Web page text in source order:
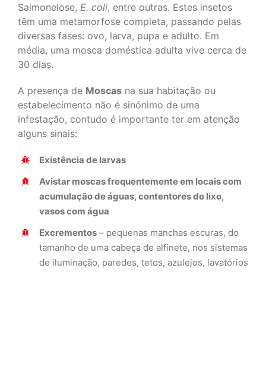
Salmonelose, E. coli, entre outras. Estes insetos
têm uma metamorfose completa, passando pelas
diversas fases: ovo, larva, pupa e adulto. Em
média, uma mosca doméstica adulta vive cerca de
30 dias.
A presença de Moscas na sua habitação ou
estabelecimento não é sinónimo de uma
infestação, contudo é importante ter em atenção
alguns sinais:
Existência de larvas
Avistar moscas frequentemente em locais com
acumulação de águas, contentores do lixo,
vasos com água
Excrementos – pequenas manchas escuras, do
tamanho de uma cabeça de alfinete, nos sistemas
de iluminação, paredes, tetos, azulejos, lavatórios